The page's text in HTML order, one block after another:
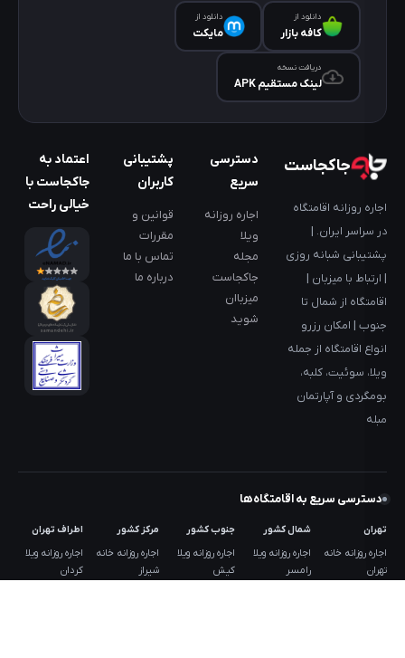
های
مجردی
مجاز
است
هر
نفر
100
دانلود از
کافه‌ بازار
دانلود از
مایکت
دریافت نسخه
لینک مستقیم APK
جاکجاست
اجاره روزانه اقامتگاه
در سراسر ایران. |
پشتیبانی شبانه روزی
| ارتباط با میزبان |
اقامتگاه از شمال تا
جنوب | امکان رزرو
انواع اقامتگاه از جمله
ویلا، سوئیت، کلبه،
بومگردی و آپارتمان
مبله
دسترسی
سریع
اجاره روزانه
ویلا
مجله
جاکجاست
میزباان
شوید
پشتیبانی
کاربران
قوانین و
مقررات
تماس با ما
درباره ما
اعتماد به
جاکجاست با
خیالی راحت
دسترسی سریع به اقامتگاه‌ها
تهران
اجاره روزانه خانه
تهران
شمال کشور
اجاره روزانه ویلا
رامسر
جنوب کشور
اجاره روزانه ویلا
کیش
مرکز کشور
اجاره روزانه خانه
شیراز
اطراف تهران
اجاره روزانه ویلا
کردان